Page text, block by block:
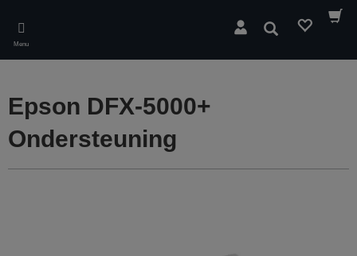
main
content
Menu
Zoeken
Epson DFX-5000+
Ondersteuning